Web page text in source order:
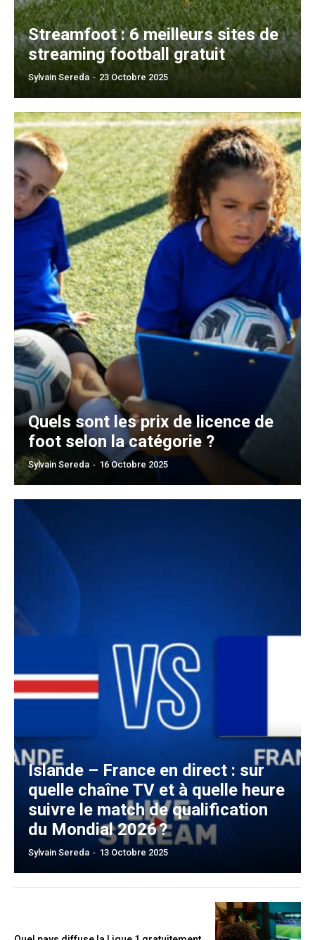
Streamfoot : 6 meilleurs sites de
streaming football gratuit
Sylvain Sereda - 23 Octobre 2025
Quels sont les prix de licence de
foot selon la catégorie ?
Sylvain Sereda - 16 Octobre 2025
Islande – France en direct : sur
quelle chaîne TV et à quelle heure
suivre le match de qualification
du Mondial 2026 ?
Sylvain Sereda - 13 Octobre 2025